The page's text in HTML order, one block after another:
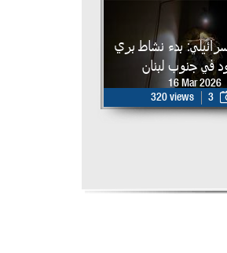
بدء نشاط بري
في جنوب لبنان
16 Mar 2026
320 views
3